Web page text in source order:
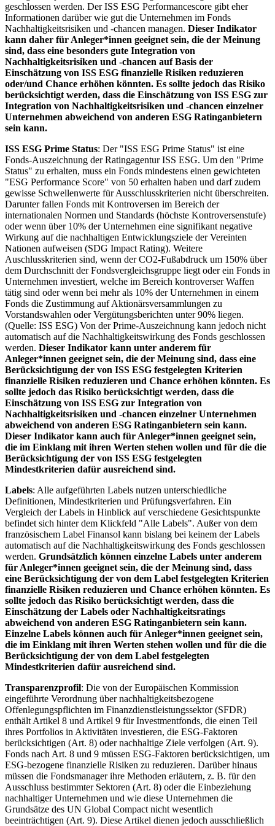
geschlossen werden. Der ISS ESG Performancescore gibt eher
Informationen darüber wie gut die Unternehmen im Fonds
Nachhaltigkeitsrisiken und -chancen managen. Dieser Indikator
kann daher für Anleger*innen geeignet sein, die der Meinung
sind, dass eine besonders gute Integration von
Nachhaltigkeitsrisiken und -chancen auf Basis der
Einschätzung von ISS ESG finanzielle Risiken reduzieren
oder/und Chance erhöhen könnten. Es sollte jedoch das Risiko
berücksichtigt werden, dass die Einschätzung von ISS ESG zur
Integration von Nachhaltigkeitsrisiken und -chancen einzelner
Unternehmen abweichend von anderen ESG Ratinganbietern
sein kann.
ISS ESG Prime Status: Der "ISS ESG Prime Status" ist eine
Fonds-Auszeichnung der Ratingagentur ISS ESG. Um den "Prime
Status" zu erhalten, muss ein Fonds mindestens einen gewichteten
"ESG Performance Score" von 50 erhalten haben und darf zudem
gewisse Schwellenwerte für Ausschlusskriterien nicht überschreiten.
Darunter fallen Fonds mit Kontroversen im Bereich der
internationalen Normen und Standards (höchste Kontroversenstufe)
oder wenn über 10% der Unternehmen eine signifikant negative
Wirkung auf die nachhaltigen Entwicklungsziele der Vereinten
Nationen aufweisen (SDG Impact Rating). Weitere
Auschlusskriterien sind, wenn der CO2-Fußabdruck um 150% über
dem Durchschnitt der Fondsvergleichsgruppe liegt oder ein Fonds in
Unternehmen investiert, welche im Bereich kontroverser Waffen
tätig sind oder wenn bei mehr als 10% der Unternehmen in einem
Fonds die Zustimmung auf Aktionärsversammlungen zu
Vorstandswahlen oder Vergütungsberichten unter 90% liegen.
(Quelle: ISS ESG) Von der Prime-Auszeichnung kann jedoch nicht
automatisch auf die Nachhaltigkeitswirkung des Fonds geschlossen
werden. Dieser Indikator kann unter anderem für
Anleger*innen geeignet sein, die der Meinung sind, dass eine
Berücksichtigung der von ISS ESG festgelegten Kriterien
finanzielle Risiken reduzieren und Chance erhöhen könnten. Es
sollte jedoch das Risiko berücksichtigt werden, dass die
Einschätzung von ISS ESG zur Integration von
Nachhaltigkeitsrisiken und -chancen einzelner Unternehmen
abweichend von anderen ESG Ratinganbietern sein kann.
Dieser Indikator kann auch für Anleger*innen geeignet sein,
die im Einklang mit ihren Werten stehen wollen und für die die
Berücksichtigung der von ISS ESG festgelegten
Mindestkriterien dafür ausreichend sind.
Labels: Alle aufgeführten Labels nutzen unterschiedliche
Definitionen, Mindestkriterien und Prüfungsverfahren. Ein
Vergleich der Labels in Hinblick auf verschiedene Gesichtspunkte
befindet sich hinter dem Klickfeld "Alle Labels". Außer von dem
französischem Label Finansol kann bislang bei keinem der Labels
automatisch auf die Nachhaltigkeitswirkung des Fonds geschlossen
werden. Grundsätzlich können einzelne Labels unter anderem
für Anleger*innen geeignet sein, die der Meinung sind, dass
eine Berücksichtigung der von dem Label festgelegten Kriterien
finanzielle Risiken reduzieren und Chance erhöhen könnten. Es
sollte jedoch das Risiko berücksichtigt werden, dass die
Einschätzung der Labels oder Nachhaltigkeitsratings
abweichend von anderen ESG Ratinganbietern sein kann.
Einzelne Labels können auch für Anleger*innen geeignet sein,
die im Einklang mit ihren Werten stehen wollen und für die die
Berücksichtigung der von dem Label festgelegten
Mindestkriterien dafür ausreichend sind.
Transparenzprofil: Die von der Europäischen Kommission
eingeführte Verordnung über nachhaltigkeitsbezogene
Offenlegungspflichten im Finanzdienstleistungssektor (SFDR)
enthält Artikel 8 und Artikel 9 für Investmentfonds, die einen Teil
ihres Portfolios in Aktivitäten investieren, die ESG-Faktoren
berücksichtigen (Art. 8) oder nachhaltige Ziele verfolgen (Art. 9).
Fonds nach Art. 8 und 9 müssen ESG-Faktoren berücksichtigen, um
ESG-bezogene finanzielle Risiken zu reduzieren. Darüber hinaus
müssen die Fondsmanager ihre Methoden erläutern, z. B. für den
Ausschluss bestimmter Sektoren (Art. 8) oder die Einbeziehung
nachhaltiger Unternehmen und wie diese Unternehmen die
Grundsätze des UN Global Compact nicht wesentlich
beeinträchtigen (Art. 9). Diese Artikel dienen jedoch ausschließlich